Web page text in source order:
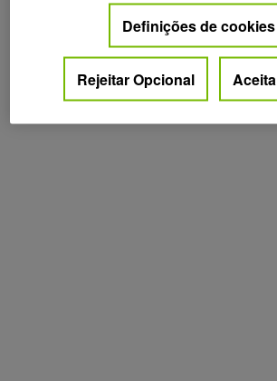
Definições de cookies
Rejeitar Opcional